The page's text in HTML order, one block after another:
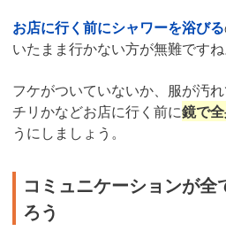
お店に行く前にシャワーを浴びる
いたまま行かない方が無難ですね
フケがついていないか、服が汚
チリかなどお店に行く前に鏡で
うにしましょう。
コミュニケーションが全
ろう